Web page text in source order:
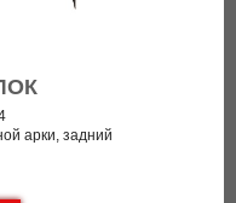
арки, задний